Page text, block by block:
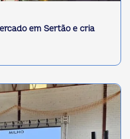
em Sertão e cria